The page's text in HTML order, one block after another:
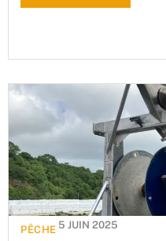
PÊCHE 5 JUIN 2025